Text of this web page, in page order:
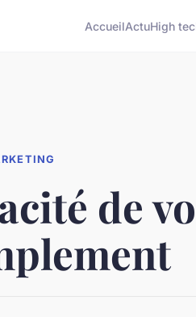
AccueilActuHigh
de